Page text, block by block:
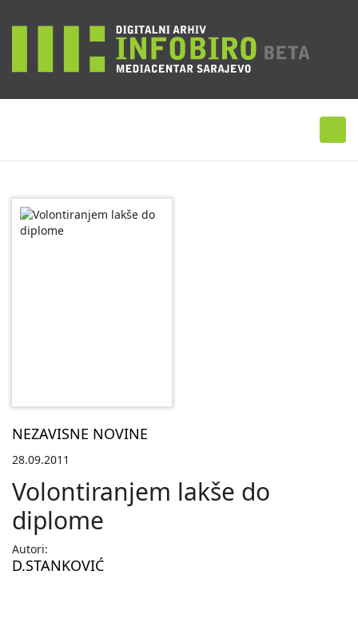
NEZAVISNE NOVINE
28.09.2011
Volontiranjem lakše do
diplome
Autori:
D.STANKOVIĆ